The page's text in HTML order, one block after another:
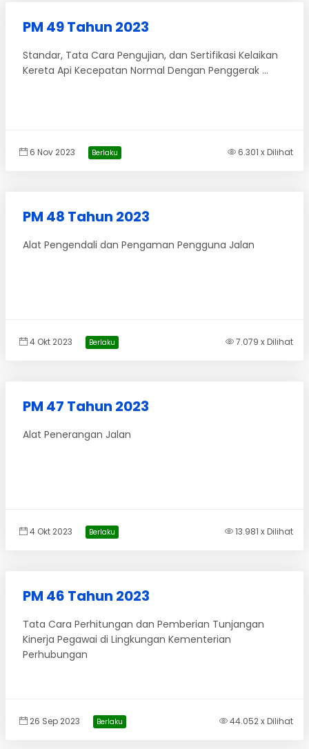
PM 49 Tahun 2023
Standar, Tata Cara Pengujian, dan Sertifikasi Kelaikan
Kereta Api Kecepatan Normal Dengan Penggerak ...
6 Nov 2023 Berlaku 6.301 x Dilihat
PM 48 Tahun 2023
Alat Pengendali dan Pengaman Pengguna Jalan
4 Okt 2023 Berlaku 7.079 x Dilihat
PM 47 Tahun 2023
Alat Penerangan Jalan
4 Okt 2023 Berlaku 13.981 x Dilihat
PM 46 Tahun 2023
Tata Cara Perhitungan dan Pemberian Tunjangan
Kinerja Pegawai di Lingkungan Kementerian
Perhubungan
26 Sep 2023 Berlaku 44.052 x Dilihat